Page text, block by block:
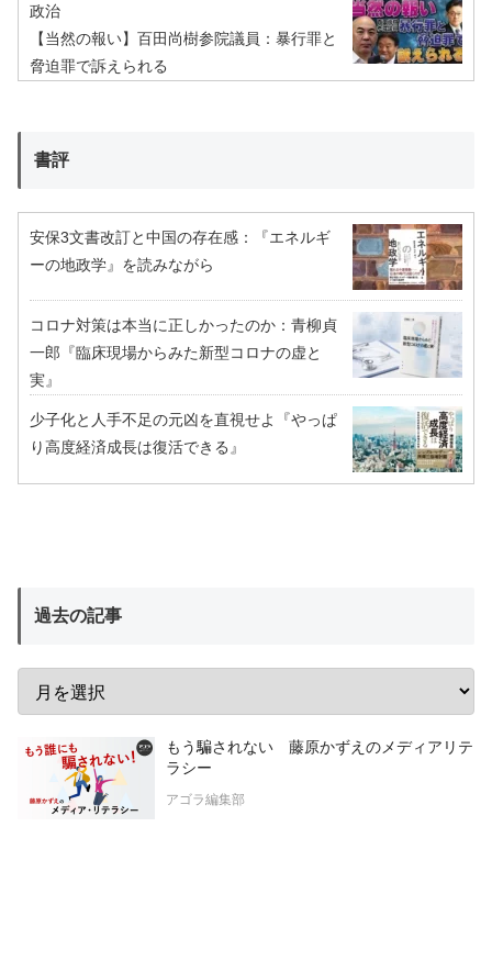
政治
【当然の報い】百田尚樹参院議員：暴行罪と
脅迫罪で訴えられる
書評
安保3文書改訂と中国の存在感：『エネルギ
ーの地政学』を読みながら
コロナ対策は本当に正しかったのか：青柳貞
一郎『臨床現場からみた新型コロナの虚と
実』
少子化と人手不足の元凶を直視せよ『やっぱ
り高度経済成長は復活できる』
過去の記事
もう騙されない 藤原かずえのメディアリテ
ラシー
アゴラ編集部